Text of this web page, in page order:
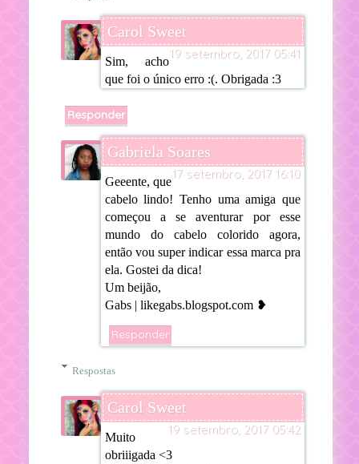
Carol Sweet
19 setembro, 2017 05:41
Sim, acho
que foi o único erro :(. Obrigada :3
Responder
Gabriela Soares
17 setembro, 2017 16:10
Geeente, que
cabelo lindo! Tenho uma amiga que
começou a se aventurar por esse
mundo do cabelo colorido agora,
então vou super indicar essa marca pra
ela. Gostei da dica!
Um beijão,
Gabs | likegabs.blogspot.com ❥
Responder
Respostas
Carol Sweet
19 setembro, 2017 05:42
Muito
obriiigada <3